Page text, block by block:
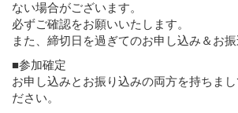
ない場合がございます。
必ずご確認をお願いいたします。
また、締切日を過ぎてのお申し込み＆お
■参加確定
お申し込みとお振り込みの両方を持ちま
ださい。